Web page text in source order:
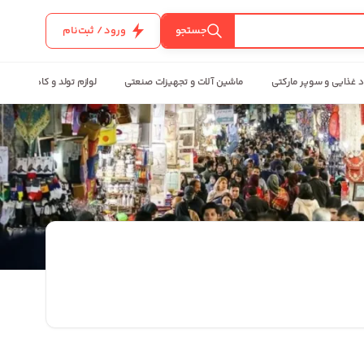
جستجو ورود / ثبت‌نام
غذایی و سوپر مارکتی ماشین آلات و تجهیزات صنعتی لوازم تولد و کادویی